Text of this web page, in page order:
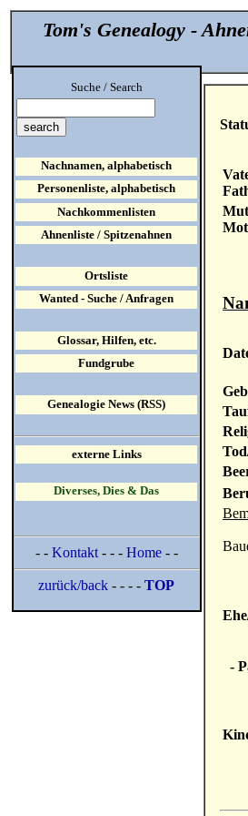
Tom's Genealogy -
-
Suche / Search
Nachnamen, alphabetisch
Personenliste, alphabetisch
Nachkommenlisten
Ahnenliste / Spitzenahnen
Ortsliste
Wanted - Suche / Anfragen
Glossar, Hilfen, etc.
Fundgrube
Genealogie News (RSS)
externe Links
Diverses, Dies & Das
- - Kontakt- - - Home- -
zurück/back - - - -TOP